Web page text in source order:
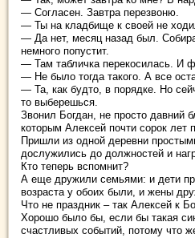
— Согласен. Завтра перезвоню.
— Ты на кладбище к своей не
— Да нет, месяц назад был.
немного попустит.
— Там табличка перекосилась. И
— Не было тогда такого. А все
— Та, как будто, в порядке. Но
то выберешься.
Звонил Богдан, не просто давний
которым Алексей почти сорок лет
Пришли из одной деревни
дослужились до должностей и
Кто теперь вспомнит?
А еще дружили семьями: и дети
возраста у обоих были, и жены
Что не праздник – так Алексей к
Хорошо было бы, если бы такая
счастливых событий, потому что